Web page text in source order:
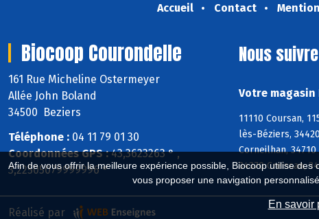
Afin de vous offrir la meilleure expérience possible, Biocoop utilise
vous proposer une navigation
En savoir
Accueil Contact
Biocoop Courondelle
161 Rue Micheline Ostermeyer
Allée John Boland
34500 Beziers
Téléphone : 04 11 79 01 30
Coordonnées GPS :43,3623263 ° ,
3,22505079999996 °
Nous
Votre magasin
11110 Coursan,
lès-Béziers,
Corneilhan,
34370 Creissan,
Réalisé par